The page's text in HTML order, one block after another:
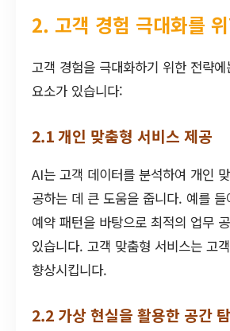
2. 고객 경험 극대화를
고객 경험을 극대화하기 위한 전략
요소가 있습니다:
2.1 개인 맞춤형 서비스 제공
AI는 고객 데이터를 분석하여 개인
공하는 데 큰 도움을 줍니다. 예를
예약 패턴을 바탕으로 최적의 업무
있습니다. 고객 맞춤형 서비스는 고
향상시킵니다.
2.2 가상 현실을 활용한 공간